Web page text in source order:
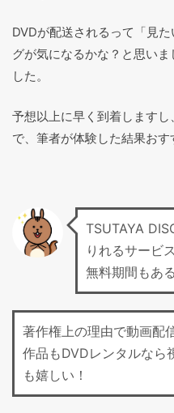
DVDが配送されるって「見
グが気になるかな？と思い
した。
予想以上に早く到着します
で、筆者が体験した結果おす
TSUTAYA
りれるサービ
無料期間もある
著作権上の理由で動画配
作品もDVDレンタルなら
も嬉しい！